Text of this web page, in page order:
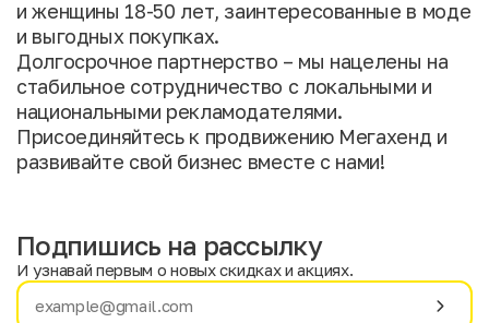
и женщины 18-50 лет, заинтересованные в моде
и выгодных покупках.
Долгосрочное партнерство – мы нацелены на
стабильное сотрудничество с локальными и
национальными рекламодателями.
Присоединяйтесь к продвижению Мегахенд и
развивайте свой бизнес вместе с нами!
Имя
Подпишись на рассылку
И узнавай первым о новых скидках и акциях.